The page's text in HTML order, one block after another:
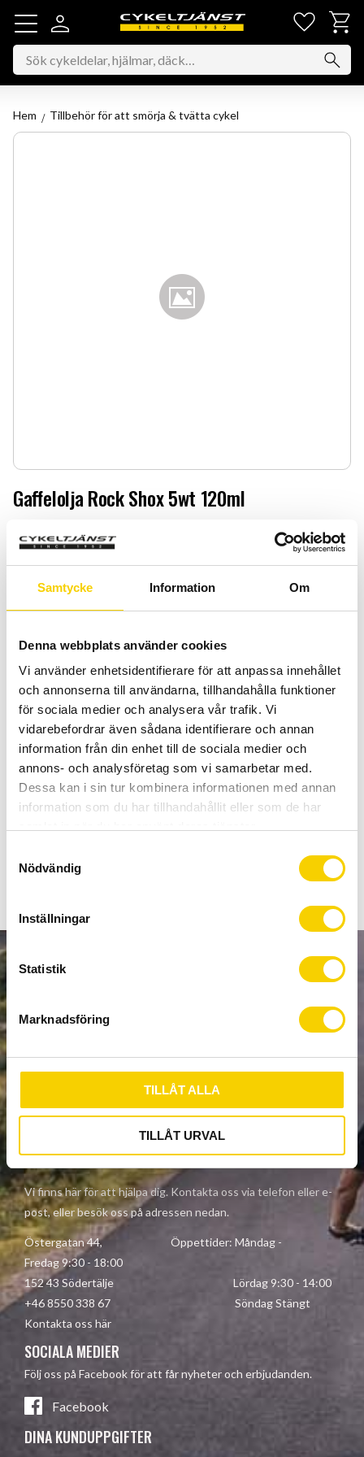
Samtycke Information Om
Denna webbplats använder cookies
Vi använder enhetsidentifierare för att anpassa innehållet
och annonserna till användarna, tillhandahålla funktioner
för sociala medier och analysera vår trafik. Vi
vidarebefordrar även sådana identifierare och annan
information från din enhet till de sociala medier och
annons- och analysföretag som vi samarbetar med.
Dessa kan i sin tur kombinera informationen med annan
information som du har tillhandahållit eller som de har
y
c
k
s
v
a
Nödvändig
Inställningar
Statistik
Marknadsföring
TILLÅT ALLA
TILLÅT URVAL
Meny
Hem Tillbehör för att smörja & tvätta cykel
Gaffelolja Rock Shox 5wt 120ml
69:-
KÖP
Certifierad cykelservice & Shimano Service Center
Allt inom cykel på ett ställe
Kunnig personal och hög kundnöjdhet
Lagerstatus
Beställningsvara
PRENUMERERA
Dina personuppgifter behandlas i enlighet med vår
integritetspolicy.
KONTAKTA OSS
Vi finns här för att hjälpa dig. Kontakta oss via telefon eller e-
post, eller besök oss på adressen nedan.
Östergatan 44, Öppettider: Måndag -
Fredag 9:30 - 18:00
152 43 Södertälje Lördag 9:30 - 14:00
+46 8550 338 67 Söndag Stängt
Kontakta oss här
SOCIALA MEDIER
Följ oss på Facebook för att får nyheter och erbjudanden.
Facebook
DINA KUNDUPPGIFTER